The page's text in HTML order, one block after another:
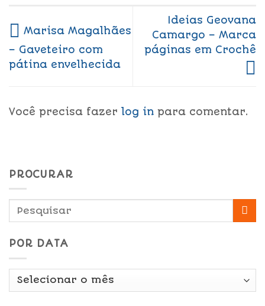
Marisa Magalhães
– Gaveteiro com
pátina envelhecida
Ideias Geovana
Camargo – Marca
páginas em Crochê
Você precisa fazer log in para comentar.
PROCURAR
POR DATA
Por